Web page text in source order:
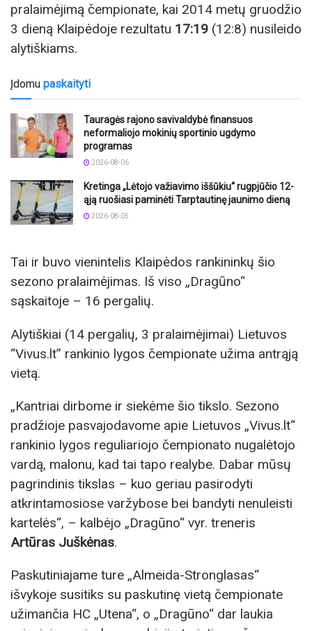
pralaimėjimą čempionate, kai 2014 metų gruodžio
3 dieną Klaipėdoje rezultatu 17:19 (12:8) nusileido
alytiškiams.
Įdomu paskaityti
Tauragės rajono savivaldybė finansuos
neformaliojo mokinių sportinio ugdymo
programas
2026-08-06
Kretinga „Lėtojo važiavimo iššūkiu“ rugpjūčio 12-
ąją ruošiasi paminėti Tarptautinę jaunimo dieną
2026-08-05
Tai ir buvo vienintelis Klaipėdos rankininkų šio
sezono pralaimėjimas. Iš viso „Dragūno“
sąskaitoje – 16 pergalių.
Alytiškiai (14 pergalių, 3 pralaimėjimai) Lietuvos
“Vivus.lt” rankinio lygos čempionate užima antrąją
vietą.
„Kantriai dirbome ir siekėme šio tikslo. Sezono
pradžioje pasvajodavome apie Lietuvos „Vivus.lt“
rankinio lygos reguliariojo čempionato nugalėtojo
vardą, malonu, kad tai tapo realybe. Dabar mūsų
pagrindinis tikslas – kuo geriau pasirodyti
atkrintamosiose varžybose bei bandyti nenuleisti
kartelės“, – kalbėjo „Dragūno“ vyr. treneris
Artūras Juškėnas.
Paskutiniajame ture „Almeida-Stronglasas“
išvykoje susitiks su paskutinę vietą čempionate
užimančia HC „Utena“, o „Dragūno“ dar laukia